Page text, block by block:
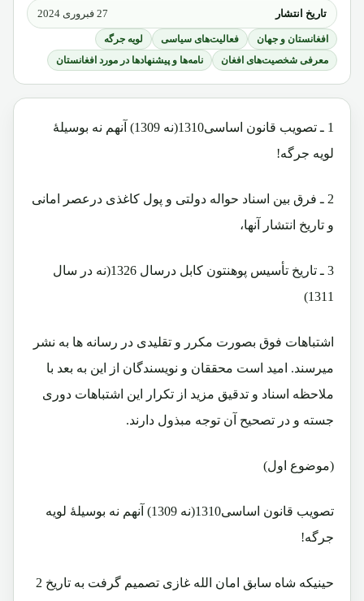
تاریخ انتشار 27 فبروری 2024
افغانستان و جهان فعالیت‌های سیاسی
لویه جرگه
معرفی شخصیت‌های افغان
نامه‌ها و پیشنهادها در مورد افغانستان
1 ـ تصویب قانون اساسی1310(نه 1309) آنهم نه بوسیلۀ
لویه جرگه!
2 ـ فرق بین اسناد حواله دولتی و پول کاغذی درعصر امانی
و تاریخ انتشار آنها،
3 ـ تاریخ تأسیس پوهنتون کابل درسال 1326(نه در سال
1311)
اشتباهات فوق بصورت مکرر و تقلیدی در رسانه ها به نشر
میرسند. امید است محققان و نویسندگان از این به بعد با
ملاحظه اسناد و تدقیق مزید از تکرار این اشتباهات دوری
جسته و در تصحیح آن توجه مبذول دارند.
(موضوع اول)
تصویب قانون اساسی1310(نه 1309) آنهم نه بوسیلۀ لویه
جرگه!
حینیکه شاه سابق امان الله غازی تصمیم گرفت به تاریخ 2